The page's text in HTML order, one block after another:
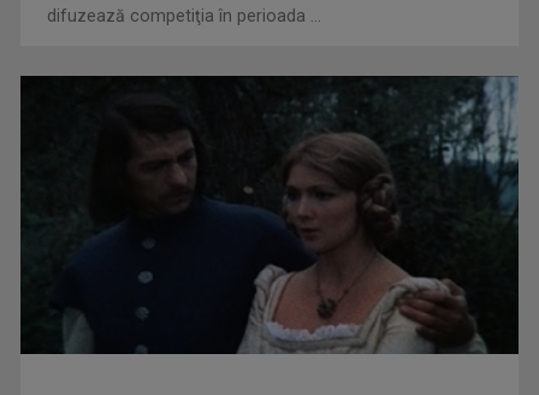
Ilegal în România de trei ani. Tânăr migrant din Bangladesh:
Campionatelor Europene de Nataţie. TVR Sport şi TVR 1